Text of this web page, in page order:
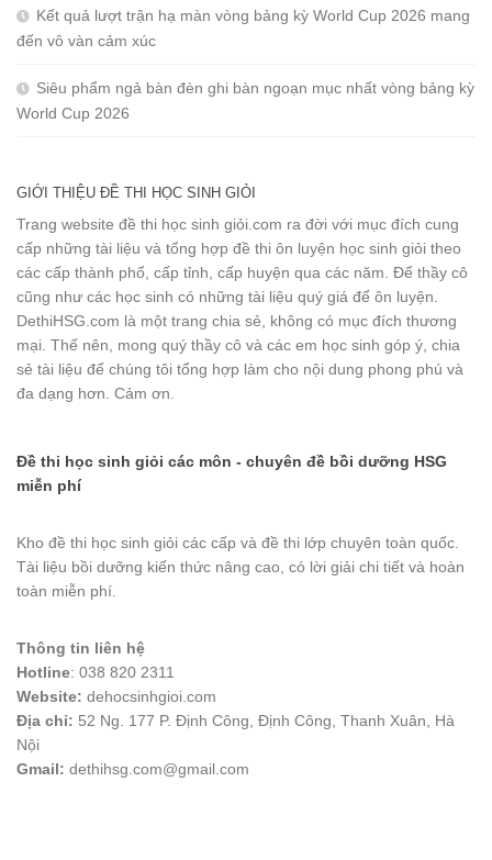
Kết quả lượt trận hạ màn vòng bảng kỳ World Cup 2026 mang
đến vô vàn cảm xúc
Siêu phẩm ngả bàn đèn ghi bàn ngoạn mục nhất vòng bảng kỳ
World Cup 2026
GIỚI THIỆU ĐỀ THI HỌC SINH GIỎI
Trang website đề thi học sinh giỏi.com ra đời với mục đích cung
cấp những tài liệu và tổng hợp đề thi ôn luyện học sinh giỏi theo
các cấp thành phố, cấp tỉnh, cấp huyện qua các năm. Để thầy cô
cũng như các học sinh có những tài liệu quý giá để ôn luyện.
DethiHSG.com là một trang chia sẻ, không có mục đích thương
mại. Thế nên, mong quý thầy cô và các em học sinh góp ý, chia
sẻ tài liệu để chúng tôi tổng hợp làm cho nội dung phong phú và
đa dạng hơn. Cảm ơn.
Đề thi học sinh giỏi các môn - chuyên đề bồi dưỡng HSG
miễn phí
Kho đề thi học sinh giỏi các cấp và đề thi lớp chuyên toàn quốc.
Tài liệu bồi dưỡng kiến thức nâng cao, có lời giải chi tiết và hoàn
toàn miễn phí.
Thông tin liên hệ
Hotline: 038 820 2311
Website: dehocsinhgioi.com
Địa chỉ: 52 Ng. 177 P. Định Công, Định Công, Thanh Xuân, Hà
Nội
Gmail: dethihsg.com@gmail.com